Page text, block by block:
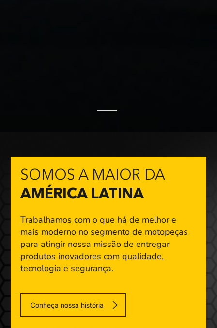
SOMOS A MAIOR DA
AMÉRICA LATINA
Trabalhamos com o que há de melhor e
mais moderno no segmento de motopeças
para atingir nossa missão de entregar
produtos inovadores com qualidade,
tecnologia e segurança.
Conheça nossa história